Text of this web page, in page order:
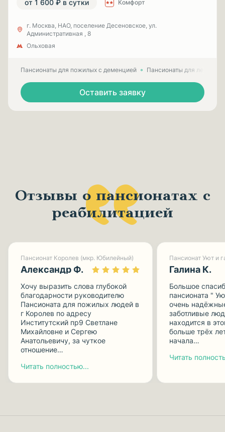
от 1 600 ₽ в сутки Комфорт
г. Москва, НАО, поселение Десеновское, ул.
Административная , 8
Ольховая
Пансионаты для пожилых с деменцией Пансионаты для
Оставить заявку
Отзывы о пансионатах с
реабилитацией
Пансионат Королев (мкр. Юбилейный)
Александр Ф.
Хочу выразить слова глубокой
благодарности руководителю
Пансионата для пожилых людей в
г Королев по адресу
Институтский пр9 Светлане
Михайловне и Сергею
Анатольевичу, за чуткое
отношение…
Читать полностью...
Галина К.
Большое
пансионата "
очень
заботливые
находится в
больше трёх
начала…
Читать